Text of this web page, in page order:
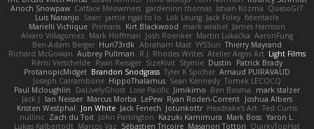
Arioch Snowpaw Catface Meowmers gardeninn thomas Istvan Kozma QuesoGr7
Luis Naranjo Sean jamie ngai to lo Lök Leung Jack Foley fxtentacle
Marielli Vichique Primaris Kirt Blackwood mark wrabel James Harrison
Alvaro Villagomez Mark Hoffman Josh Roenker Martin Lukačka AaronFung
Ben-Adam Berger Hun73rdk Abraham Mast YYSSun Thierry Mayrand
Richard McGowan Aubrey Pullman R.J. Rhodes Writes Atelier Argos Art Light Films
Rémi Verschelde Ryan Reisiger SizeKivit Stymie Dustin
Patrick Brady
ProtanopicMidget Brandon Snodgrass Tyler K Spicher Arnaud PUIRAVAUD
Joseph Catrambone HippoThalamus Sean Kennedy Tomek LECOCQ
Paul Mcloughlin
DaLivelyGhost Lose Pacific Jimikimo Ben Bosma
mark stalzer
Jack J
Ian Neisser Marcus Morba LePew Ryan Roden-Corrent Joshua Albers
Kristen Westphal
Jon White Jack Fenech Jotunkottr Hexdrake's Art Ted Curtis
nullinc Zach du Toit John Partington Kazuki Kamimura Mark Boss Yaron L.
Lukas Kalbertodt Marcos Vaz Sébastien Tricoire Masanori Tottori QuirkyTopHat